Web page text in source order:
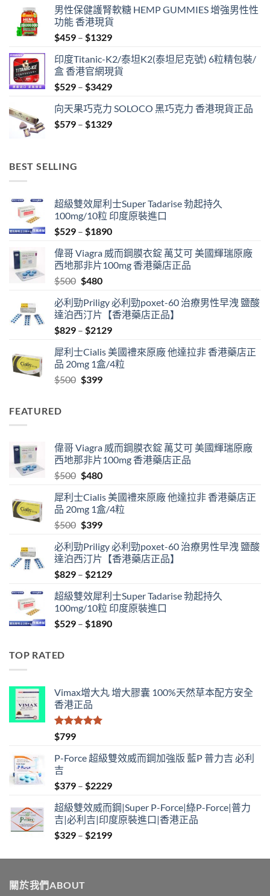
男性保健護腎軟糖 HEMP GUMMIES 增強男性性
功能 香港現貨
$459 – $1329Price
$459
through
$1329
印度Titanic-K2/泰坦K2(泰坦尼克號) 6粒精包裝/
盒 香港官網現貨
$529 – $3429Price
$529
through
向天果巧克力 SOLOCO 黑巧克力 香港現貨正品
$579 – $1329Price
BEST SELLING
超級雙效犀利士Super Tadarise 勃起持久
100mg/10粒 印度原裝進口
$529 – $1890Price
$529
through
偉哥 Viagra 威而鋼膜衣錠 萬艾可 美國輝瑞原廠
西地那非片100mg 香港藥店正品
$500 Original
was:
$500.
$480Current
is:
$480.
必利勁Priligy 必利勁poxet-60 治療男性早洩 鹽酸
達泊西汀片【香港藥店正品】
$829 – $2129Price
$829
through
犀利士Cialis 美國禮來原廠 他達拉非 香港藥店正
品 20mg 1盒/4粒
$500 Original
$399Current
FEATURED
偉哥 Viagra 威而鋼膜衣錠 萬艾可 美國輝瑞原廠
西地那非片100mg 香港藥店正品
$500 Original
was:
$500.
$480Current
is:
$480.
犀利士Cialis 美國禮來原廠 他達拉非 香港藥店正
品 20mg 1盒/4粒
$500 Original
was:
$500.
$399Current
is:
$399.
必利勁Priligy 必利勁poxet-60 治療男性早洩 鹽酸
達泊西汀片【香港藥店正品】
$829 – $2129Price
$829
through
$2129
超級雙效犀利士Super Tadarise 勃起持久
100mg/10粒 印度原裝進口
$529 – $1890Price
TOP RATED
Vimax增大丸 增大膠囊 100%天然草本配方安全
香港正品
評分
滿分 5
$799
P-Force 超級雙效威而鋼加強版 藍P 普力吉 必利
吉
$379 – $2229Price
$379
through
$2229
超級雙效威而鋼|Super P-Force|綠P-Force|普力
吉|必利吉|印度原裝進口|香港正品
$329 – $2199Price
$329
關於我們ABOUT